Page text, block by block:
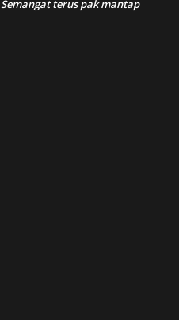
Semangat terus pak mantap